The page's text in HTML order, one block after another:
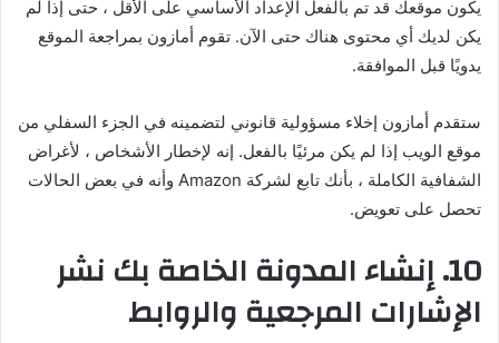
يكون موقعك قد تم بالفعل الإعداد الأساسي على الأقل ، حتى إذا لم
يكن لديك أي محتوى هناك حتى الآن. تقوم أمازون بمراجعة الموقع
يدويًا قبل الموافقة.
ستقدم أمازون إخلاء مسؤولية قانوني لتضمينه في الجزء السفلي من
موقع الويب إذا لم يكن مرئيًا بالفعل. إنه لإخطار الأشخاص ، لأغراض
الشفافية الكاملة ، بأنك تابع لشركة Amazon وأنه في بعض الحالات
تحصل على تعويض.
10. إنشاء المدونة الخاصة بك نشر
الإشارات المرجعية والروابط